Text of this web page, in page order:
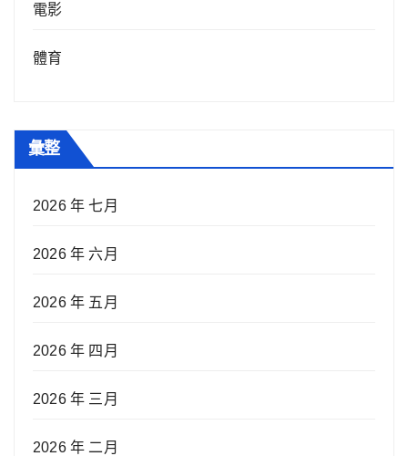
電影
體育
彙整
2026 年 七月
2026 年 六月
2026 年 五月
2026 年 四月
2026 年 三月
2026 年 二月